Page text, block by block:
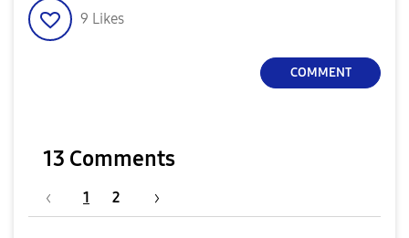
9 Likes
COMMENT
13 Comments
1 2